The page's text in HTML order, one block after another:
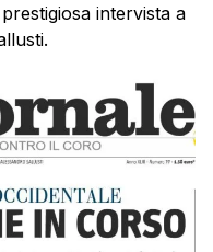
intervista a